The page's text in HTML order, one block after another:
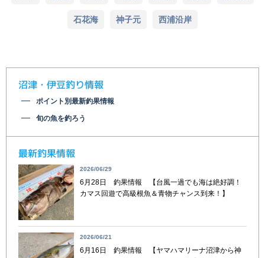
石花海 神子元 西浦沿岸
沼津・伊豆釣り情報
ポイント別最新釣果情報
旬の魚を釣ろう
最新釣果情報
2026/06/29
6月28日 釣果情報 【台風一過でも海は絶好調！
カマス回遊で高級根魚＆青物チャンス到来！】
2026/06/21
6月16日 釣果情報 【ヤマハマリーナ沼津から神